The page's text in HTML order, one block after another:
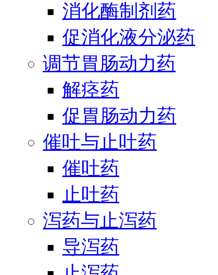
消化酶制剂药
促消化液分泌药
调节胃肠动力药
解痉药
促胃肠动力药
催吐与止吐药
催吐药
止吐药
泻药与止泻药
导泻药